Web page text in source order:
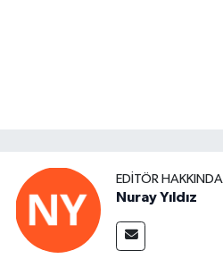
EDITÖR HAKKINDA
Nuray Yıldız